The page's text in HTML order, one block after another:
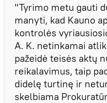
"Tyrimo metu gauti
manyti, kad Kauno
kontrolės
A. K. netinkamai
pažeidė teisės aktų
reikalavimus, taip
didelę turtinę ir
skelbiama